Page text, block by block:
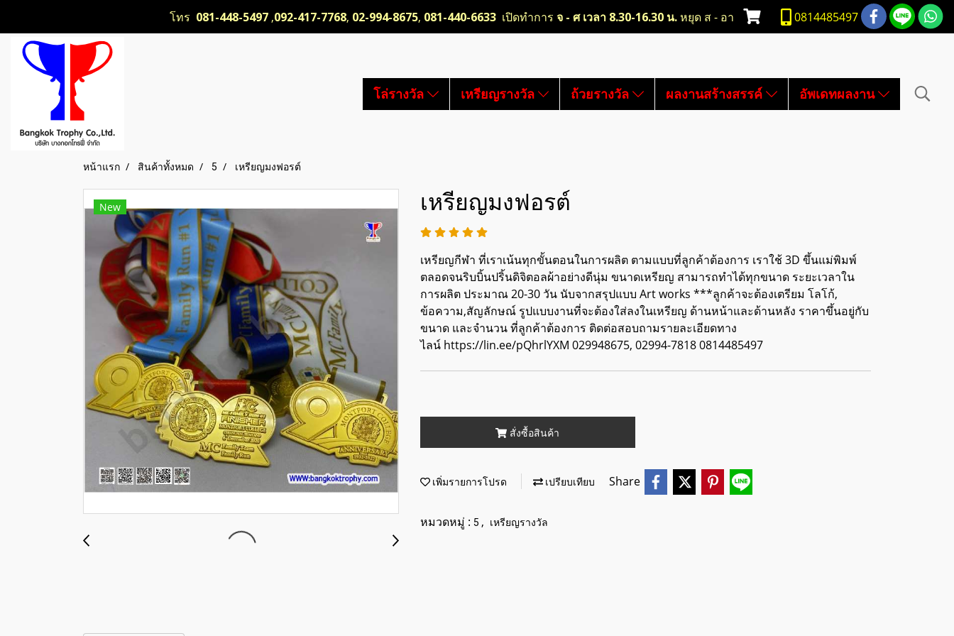
โทร 081-448-5497,092-417-7768, 02-994-8675, 081-440-6633เปิดทำการ จ - ศ เวลา 8.30-16.30 น.หยุด ส - อา 0814485497
โล่รางวัล เหรียญรางวัล ถ้วยรางวัล ผลงานสร้างสรรค์ อัพเดทผลงาน
หน้าแรก สินค้าทั้งหมด 5 เหรียญมงฟอรต์
New เหรียญมงฟอรต์
เหรียญกีฬา ที่เราเน้นทุกขั้นตอนในการผลิต ตามแบบที่ลูกค้าต้องการ เราใช้ 3D ขึ้นแม่พิมพ์
ตลอดจนริบบิ้นปริ้นดิจิตอลผ้าอย่างดีนุ่ม ขนาดเหรียญ สามารถทำได้ทุกขนาด ระยะเวลาใน
การผลิต ประมาณ 20-30 วัน นับจากสรุปแบบ Art works ***ลูกค้าจะต้องเตรียม โลโก้,
ข้อความ,สัญลักษณ์ รูปแบบงานที่จะต้องใส่ลงในเหรียญ ด้านหน้าและด้านหลัง ราคาขึ้นอยู่กับ
ขนาด และจำนวน ที่ลูกค้าต้องการ ติดต่อสอบถามรายละเอียดทาง
ไลน์ https://lin.ee/pQhrlYXM 029948675, 02994-7818 0814485497
สั่งซื้อสินค้า
เพิ่มรายการโปรด เปรียบเทียบ Share
หมวดหมู่ : 5 , เหรียญรางวัล